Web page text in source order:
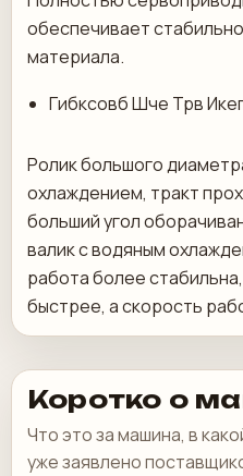
обеспечивает
материала.
Гибксовб Шче Трв
Ролик большого
охлаждением, тракт
больший угол
валик с водяным
работа более
быстрее, а скорость
Коротко о
Что это за машина, в
уже заявлено